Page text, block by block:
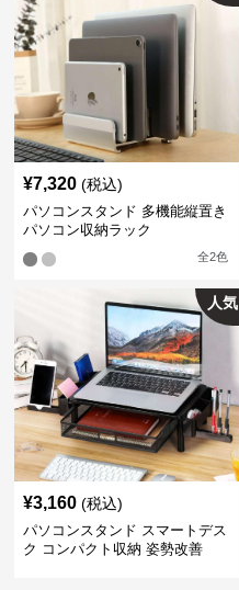
¥7,320 (税込)
パソコンスタンド 多機能縦置き
パソコン収納ラック
全2色
人気
¥3,160 (税込)
パソコンスタンド スマートデス
ク コンパクト収納 姿勢改善